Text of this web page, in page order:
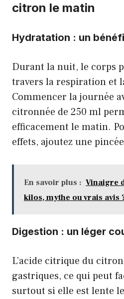
citron le matin
Hydratation : un
Durant la nuit, le corps
travers la respiration et
Commencer la journée
citronnée de 250 ml
efficacement le matin.
effets, ajoutez une
En savoir plus : Vinaigre
kilos, mythe ou vrais avis
Digestion : un léger
L’acide citrique du
gastriques, ce qui peut
surtout si elle est lente